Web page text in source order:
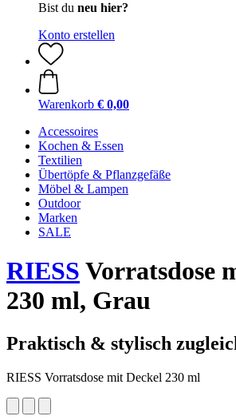
Bist du neu hier?
Konto erstellen
Warenkorb € 0,00
Accessoires
Kochen & Essen
Textilien
Übertöpfe & Pflanzgefäße
Möbel & Lampen
Outdoor
Marken
SALE
RIESS Vorratsdose
230 ml, Grau
Praktisch & stylisch
RIESS Vorratsdose mit Deckel 230 ml